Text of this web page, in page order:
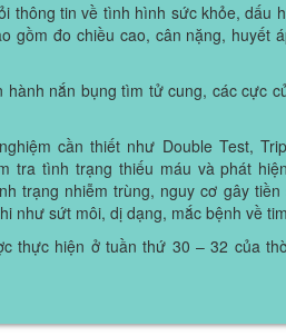
thông tin về tình hình sức khỏe, dấu
gồm đo chiều cao, cân nặng, huyết
hành nắn bụng tìm tử cung, các cực
cần thiết như Double Test,
tra tình trạng thiếu máu và phát
trạng nhiễm trùng, nguy cơ gây
như sứt môi, dị dạng, mắc bệnh về
thực hiện ở tuần thứ 30 – 32 của